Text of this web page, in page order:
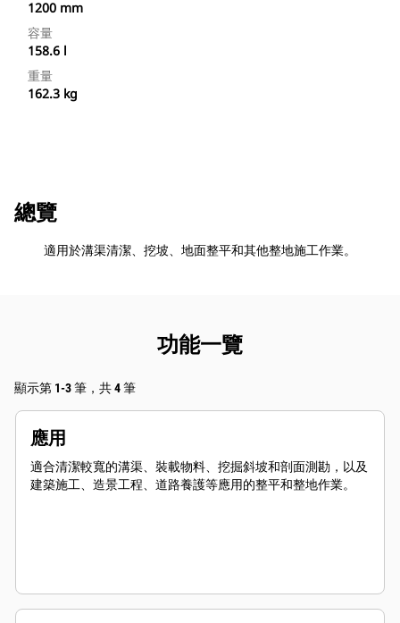
1200 mm
容量
158.6 l
重量
162.3 kg
總覽
適用於溝渠清潔、挖坡、地面整平和其他整地施工作業。
功能一覽
顯示第 1-3 筆，共 4 筆
應用
適合清潔較寬的溝渠、裝載物料、挖掘斜坡和剖面測勘，以及
建築施工、造景工程、道路養護等應用的整平和整地作業。